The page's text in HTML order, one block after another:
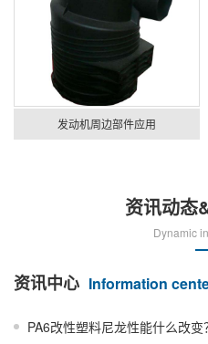
发动机周边部件应用
资讯动态
Dynamic
资讯中心 Information
PA6改性塑料尼龙性能什么改